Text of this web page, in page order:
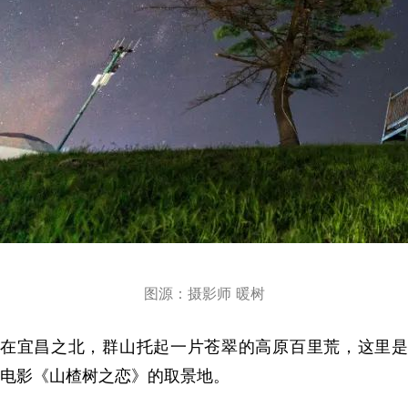
图源：摄影师 暖树
在宜昌之北，群山托起一片苍翠的高原百里荒，这里是
电影《山楂树之恋》的取景地。